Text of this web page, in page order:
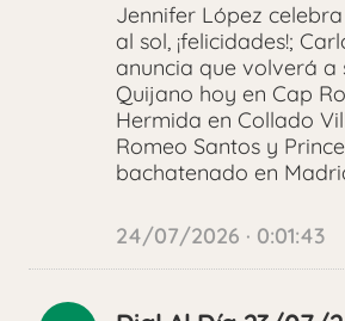
Jennifer López
al sol, ¡felicidades!;
anuncia que volverá a
Quijano hoy en Cap
Hermida en Collado
Romeo Santos y
bachatenado en
24/07/2026 · 0:01:43